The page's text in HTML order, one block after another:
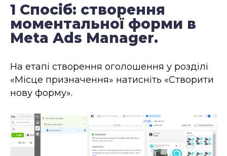
1 Спосіб: створення
моментальної форми в
Meta Ads Manager.
На етапі створення оголошення у розділі
«Місце призначення» натисніть «Створити
нову форму».